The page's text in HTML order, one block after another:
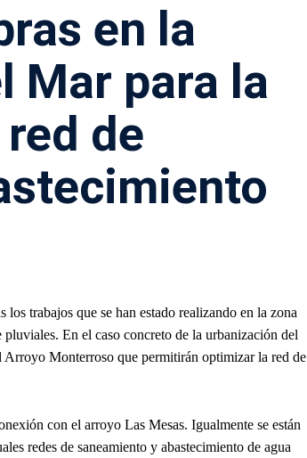
en la
Mar para la
de
trabajos que se han estado realizando en la zona
En el caso concreto de la urbanización del
Arroyo Monterroso que permitirán optimizar la red de
con el arroyo Las Mesas. Igualmente se están
redes de saneamiento y abastecimiento de agua